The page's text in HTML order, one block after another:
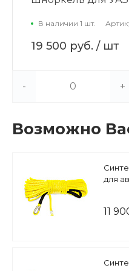
В наличии 1 шт.
19 500 руб. / шт
- +
Возможно
для
11